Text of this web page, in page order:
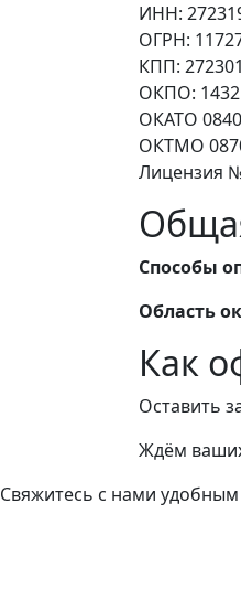
ИНН:
ОГРН:
КПП:
ОКПО:
ОКАТО
ОКТМО
Лицензия №
Способы
Область
Как
Оставить
Ждём
Свяжитесь с нами